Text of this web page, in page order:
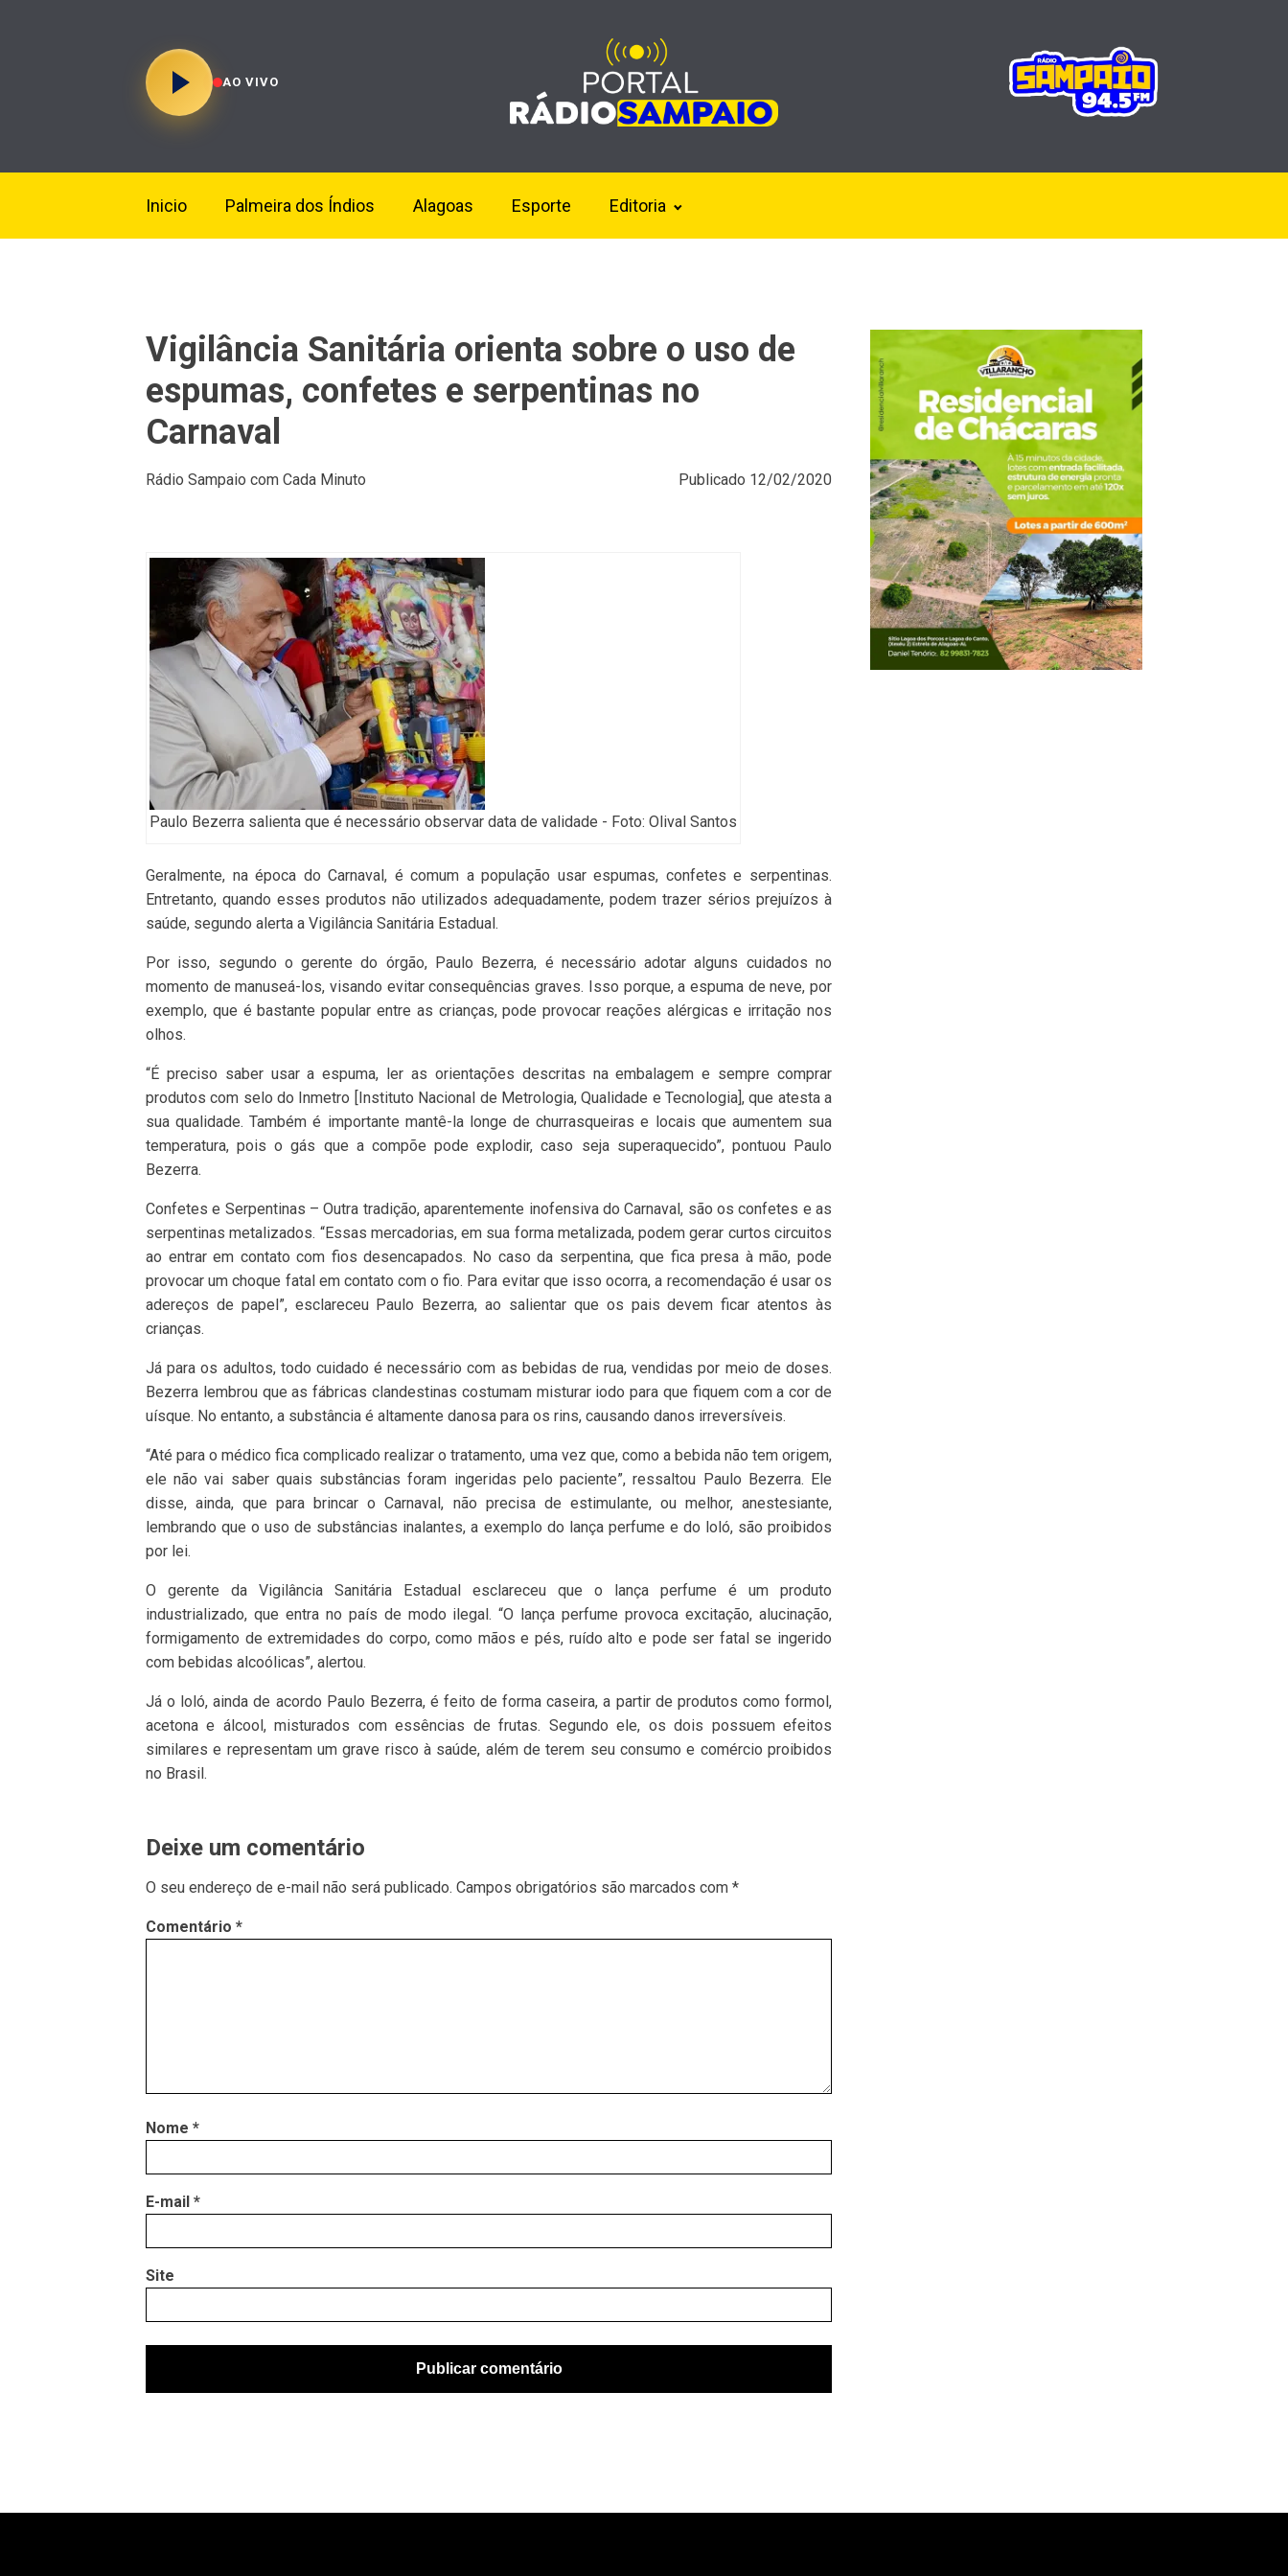
AO VIVO
Inicio Palmeira dos Índios Alagoas Esporte Editoria
Vigilância Sanitária orienta sobre o uso de
espumas, confetes e serpentinas no
Carnaval
Rádio Sampaio com Cada Minuto Publicado 12/02/2020
Paulo Bezerra salienta que é necessário observar data de validade - Foto: Olival Santos
Geralmente, na época do Carnaval, é comum a população usar espumas, confetes e serpentinas.
Entretanto, quando esses produtos não utilizados adequadamente, podem trazer sérios prejuízos à
saúde, segundo alerta a Vigilância Sanitária Estadual.
Por isso, segundo o gerente do órgão, Paulo Bezerra, é necessário adotar alguns cuidados no
momento de manuseá-los, visando evitar consequências graves. Isso porque, a espuma de neve, por
exemplo, que é bastante popular entre as crianças, pode provocar reações alérgicas e irritação nos
olhos.
“É preciso saber usar a espuma, ler as orientações descritas na embalagem e sempre comprar
produtos com selo do Inmetro [Instituto Nacional de Metrologia, Qualidade e Tecnologia], que atesta a
sua qualidade. Também é importante mantê-la longe de churrasqueiras e locais que aumentem sua
temperatura, pois o gás que a compõe pode explodir, caso seja superaquecido”, pontuou Paulo
Bezerra.
Confetes e Serpentinas – Outra tradição, aparentemente inofensiva do Carnaval, são os confetes e as
serpentinas metalizados. “Essas mercadorias, em sua forma metalizada, podem gerar curtos circuitos
ao entrar em contato com fios desencapados. No caso da serpentina, que fica presa à mão, pode
provocar um choque fatal em contato com o fio. Para evitar que isso ocorra, a recomendação é usar os
adereços de papel”, esclareceu Paulo Bezerra, ao salientar que os pais devem ficar atentos às
crianças.
Já para os adultos, todo cuidado é necessário com as bebidas de rua, vendidas por meio de doses.
Bezerra lembrou que as fábricas clandestinas costumam misturar iodo para que fiquem com a cor de
uísque. No entanto, a substância é altamente danosa para os rins, causando danos irreversíveis.
“Até para o médico fica complicado realizar o tratamento, uma vez que, como a bebida não tem origem,
ele não vai saber quais substâncias foram ingeridas pelo paciente”, ressaltou Paulo Bezerra. Ele
disse, ainda, que para brincar o Carnaval, não precisa de estimulante, ou melhor, anestesiante,
lembrando que o uso de substâncias inalantes, a exemplo do lança perfume e do loló, são proibidos
por lei.
O gerente da Vigilância Sanitária Estadual esclareceu que o lança perfume é um produto
industrializado, que entra no país de modo ilegal. “O lança perfume provoca excitação, alucinação,
formigamento de extremidades do corpo, como mãos e pés, ruído alto e pode ser fatal se ingerido
com bebidas alcoólicas”, alertou.
Já o loló, ainda de acordo Paulo Bezerra, é feito de forma caseira, a partir de produtos como formol,
acetona e álcool, misturados com essências de frutas. Segundo ele, os dois possuem efeitos
similares e representam um grave risco à saúde, além de terem seu consumo e comércio proibidos
no Brasil.
Deixe um comentário
O seu endereço de e-mail não será publicado. Campos obrigatórios são marcados com *
Comentário *
Nome *
E-mail *
Site